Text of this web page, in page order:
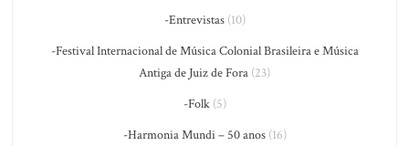
-Entrevistas(10)
-Festival Internacional de Música Colonial Brasileira e Música
Antiga de Juiz de Fora (23)
-Folk(5)
-Harmonia Mundi – 50 anos(16)